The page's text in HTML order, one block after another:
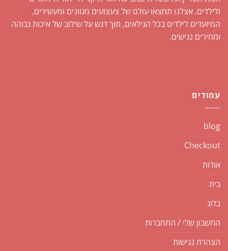
ולילדים. אצלנו תמצאו עולם של צעצועים מגוונים ומעשירים,
המיועדים לילדים בכל הגילאים, תוך דגש על שילוב של איכות גבוהה
ומחירים נגישים.
עמודים
blog
Checkout
אודות
בית
בלוג
החשבון שלי / התחברות
הצהרת נגישות